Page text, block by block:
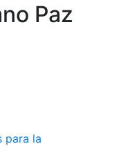
Paz
para la